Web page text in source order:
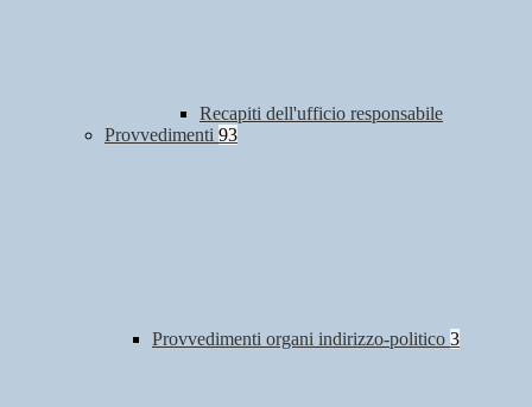
Recapiti dell'ufficio responsabile
Provvedimenti 93
Provvedimenti organi indirizzo-politico 3